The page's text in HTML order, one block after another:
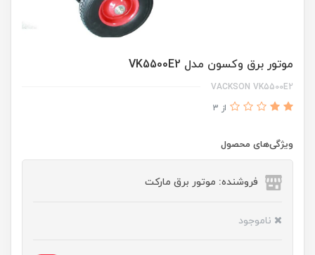
موتور برق وکسون مدل VK5500E2
VACKSON VK5500E2
از 3
ویژگی‌های محصول
فروشنده: موتور برق مارکت
ناموجود